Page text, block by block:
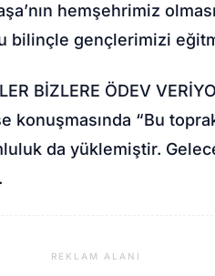
hemşehrimiz
bilinçle gençlerimizi
BİZLERE ÖDEV
konuşmasında “Bu
da yüklemiştir.
REKLAM ALANI